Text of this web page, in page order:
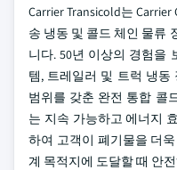
Carrier Transicold는
송 냉동 및 콜드 체인 물류
니다. 50년 이상의 경험을
템, 트레일러 및 트럭 냉동
범위를 갖춘 완전 통합 콜
는 지속 가능하고 에너지
하여 고객이 폐기물을 더
계 목적지에 도달할 때 안